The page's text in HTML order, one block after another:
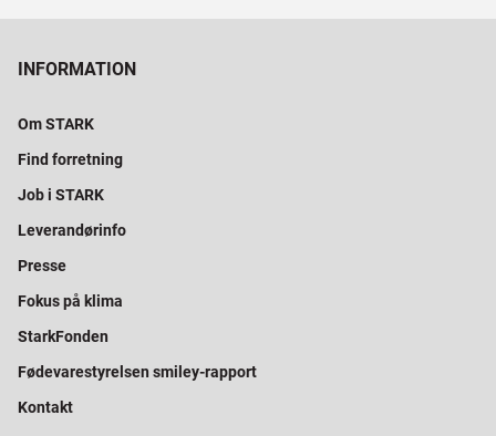
INFORMATION
Om STARK
Find forretning
Job i STARK
Leverandørinfo
Presse
Fokus på klima
StarkFonden
Fødevarestyrelsen smiley-rapport
Kontakt